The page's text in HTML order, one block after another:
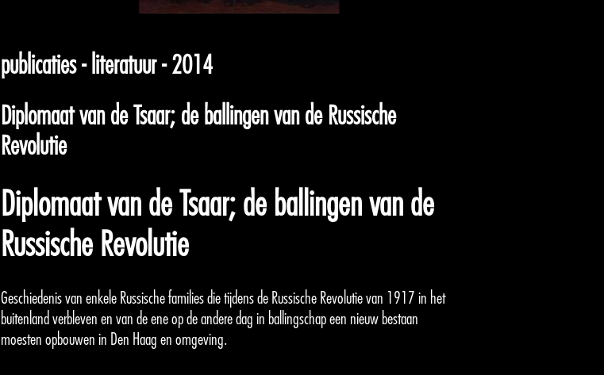
publicaties - literatuur - 2014
Diplomaat van de Tsaar; de ballingen van de Russische
Revolutie
Diplomaat van de Tsaar; de ballingen van de
Russische Revolutie
Geschiedenis van enkele Russische families die tijdens de Russische Revolutie van 1917 in het
buitenland verbleven en van de ene op de andere dag in ballingschap een nieuw bestaan
moesten opbouwen in Den Haag en omgeving.